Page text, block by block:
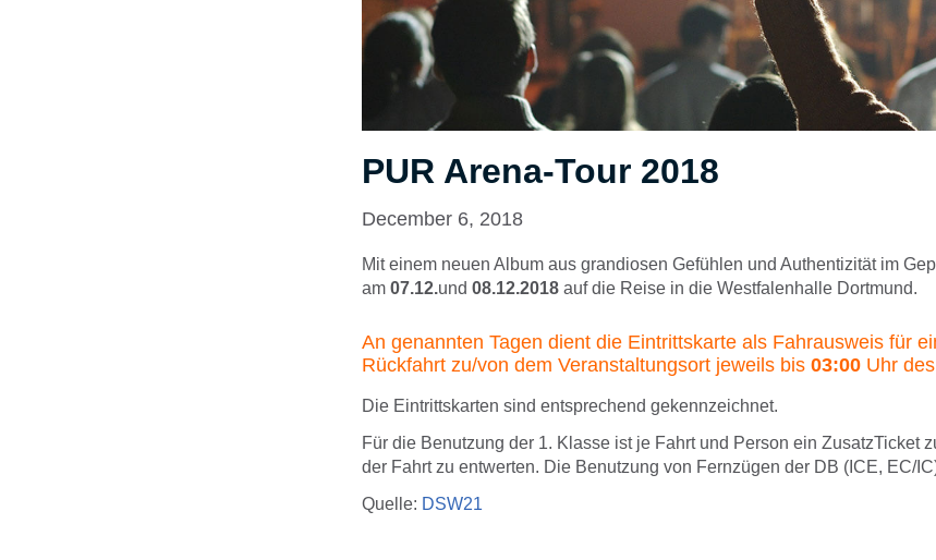
PUR Arena-Tour 2018
December 6, 2018
Mit einem neuen Album aus grandiosen Gefühlen und Authentizität im
am 07.12.und 08.12.2018 auf die Reise in die Westfalenhalle Dortmund.
An genannten Tagen dient die Eintrittskarte als Fahrausweis für
Rückfahrt zu/von dem Veranstaltungsort jeweils bis 03:00 Uhr
Die Eintrittskarten sind entsprechend gekennzeichnet.
Für die Benutzung der 1. Klasse ist je Fahrt und Person ein ZusatzTicket
der Fahrt zu entwerten. Die Benutzung von Fernzügen der DB (ICE, EC/
Quelle: DSW21